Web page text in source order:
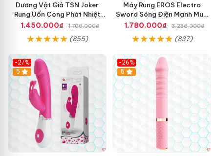
Dương Vật Giả TSN Joker
Rung Uốn Cong Phát Nhiệt
Cao Cấp
1.450.000₫ 1.706.000₫
(855)
Máy Rung EROS Electro
Sword Sóng Điện Mạnh Mua
Ngay Giá Tốt
1.780.000₫ 3.236.000₫
(837)
-27%
Hot
5
-26%
Hot
5